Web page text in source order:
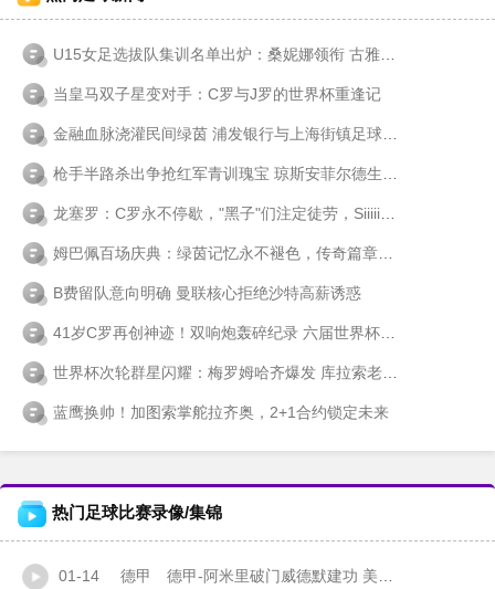
U15女足选拔队集训名单出炉：桑妮娜领衔 古雅沙回归教练席
当皇马双子星变对手：C罗与J罗的世界杯重逢记
金融血脉浇灌民间绿茵 浦发银行与上海街镇足球的不解之缘
枪手半路杀出争抢红军青训瑰宝 琼斯安菲尔德生涯或将落幕
龙塞罗：C罗永不停歇，"黑子"们注定徒劳，Siiiiiiuuuuu！
姆巴佩百场庆典：绿茵记忆永不褪色，传奇篇章未完待续
B费留队意向明确 曼联核心拒绝沙特高薪诱惑
41岁C罗再创神迹！双响炮轰碎纪录 六届世界杯破门前无古人
世界杯次轮群星闪耀：梅罗姆哈齐爆发 库拉索老门神创纪录
蓝鹰换帅！加图索掌舵拉齐奥，2+1合约锁定未来
热门足球比赛录像/集锦
01-14 德甲 德甲-阿米里破门威德默建功 美因茨2-1海登海姆